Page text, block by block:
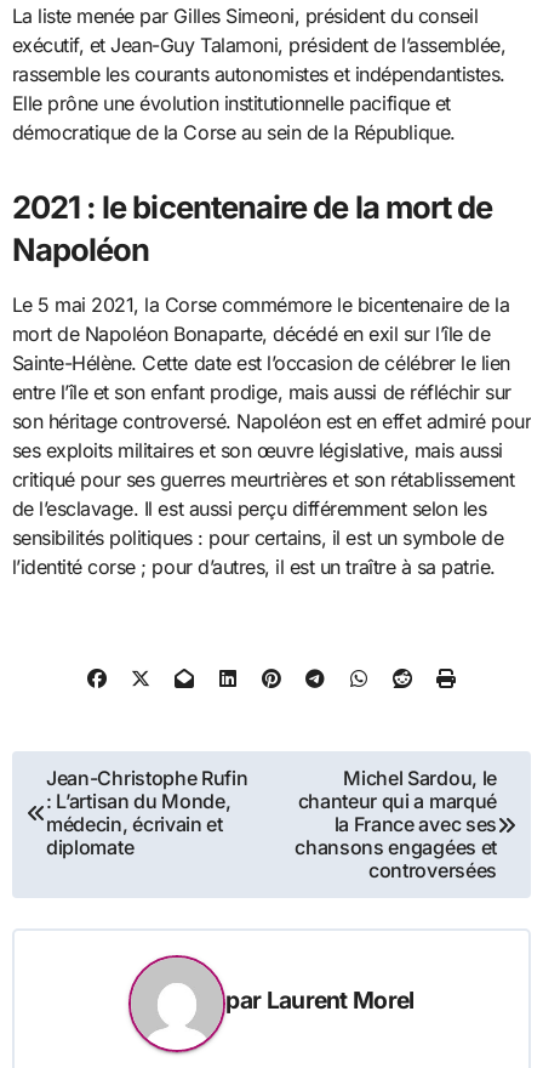
La liste menée par Gilles Simeoni, président du conseil
exécutif, et Jean-Guy Talamoni, président de l’assemblée,
rassemble les courants autonomistes et indépendantistes.
Elle prône une évolution institutionnelle pacifique et
démocratique de la Corse au sein de la République.
2021 : le bicentenaire de la mort de
Napoléon
Le 5 mai 2021, la Corse commémore le bicentenaire de la
mort de Napoléon Bonaparte, décédé en exil sur l’île de
Sainte-Hélène. Cette date est l’occasion de célébrer le lien
entre l’île et son enfant prodige, mais aussi de réfléchir sur
son héritage controversé. Napoléon est en effet admiré pour
ses exploits militaires et son œuvre législative, mais aussi
critiqué pour ses guerres meurtrières et son rétablissement
de l’esclavage. Il est aussi perçu différemment selon les
sensibilités politiques : pour certains, il est un symbole de
l’identité corse ; pour d’autres, il est un traître à sa patrie.
Navigation
de
l’article
Jean-Christophe Rufin
: L’artisan du Monde,
médecin, écrivain et
diplomate
Michel Sardou, le
chanteur qui a marqué
la France avec ses
chansons engagées et
controversées
par Laurent Morel